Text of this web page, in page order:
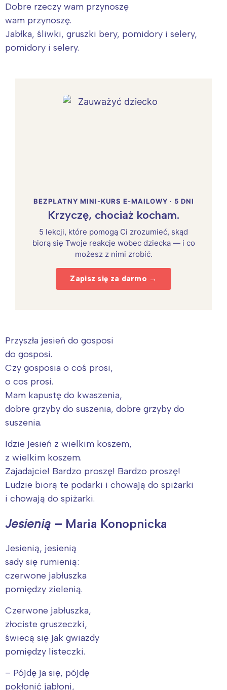
Dobre rzeczy wam przynoszę
wam przynoszę.
Jabłka, śliwki, gruszki bery, pomidory i selery,
pomidory i selery.
BEZPŁATNY MINI-KURS E-MAILOWY · 5 DNI
Krzyczę, chociaż kocham.
5 lekcji, które pomogą Ci zrozumieć, skąd
biorą się Twoje reakcje wobec dziecka — i co
możesz z nimi zrobić.
Zapisz się za darmo →
Przyszła jesień do gosposi
do gosposi.
Czy gosposia o coś prosi,
o cos prosi.
Mam kapustę do kwaszenia,
dobre grzyby do suszenia, dobre grzyby do
suszenia.
Idzie jesień z wielkim koszem,
z wielkim koszem.
Zajadajcie! Bardzo proszę! Bardzo proszę!
Ludzie biorą te podarki i chowają do spiżarki
i chowają do spiżarki.
Jesienią – Maria Konopnicka
Jesienią, jesienią
sady się rumienią:
czerwone jabłuszka
pomiędzy zielenią.
Czerwone jabłuszka,
złociste gruszeczki,
świecą się jak gwiazdy
pomiędzy listeczki.
– Pójdę ja się, pójdę
pokłonić jabłoni,